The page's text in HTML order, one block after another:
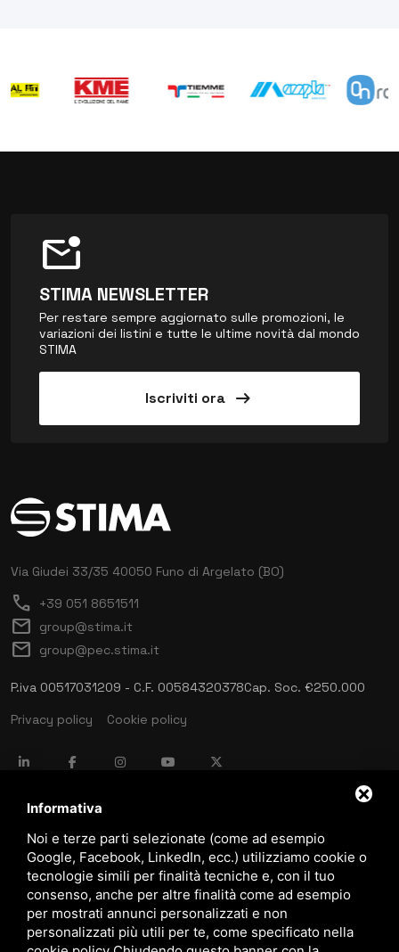
mark_email_unread
STIMA NEWSLETTER
Per restare sempre aggiornato sulle promozioni, le
variazioni dei listini e tutte le ultime novità dal mondo
STIMA
Iscriviti ora arrow_right_alt
Via Giudei 33/35 40050 Funo di Argelato (BO)
call +39 051 8651511
mail group@stima.it
mail group@pec.stima.it
P.iva 00517031209 - C.F. 00584320378Cap. Soc. €250.000
Privacy policy
Cookie policy
language ITALIANO
download Catalogo Stima
download Politica qualità e sicurezza
Informativa
Noi e terze parti selezionate (come ad esempio
Google, Facebook, LinkedIn, ecc.) utilizziamo cookie o
tecnologie simili per finalità tecniche e, con il tuo
consenso, anche per altre finalità come ad esempio
per mostrati annunci personalizzati e non
personalizzati più utili per te, come specificato nella